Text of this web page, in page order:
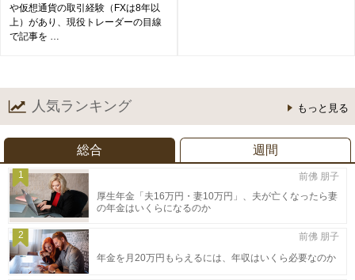
や仮想通貨の取引経験（FXは8年以
上）があり、現役トレーダーの目線
で記事を …
人気ランキング もっと見る
総合 週間
1
厚生年金「夫16万円・妻10万円」、夫が亡くなったら妻
の年金はいくらになるのか
前佛 朋子
2
年金を月20万円もらえるには、年収はいくら必要なのか
前佛 朋子